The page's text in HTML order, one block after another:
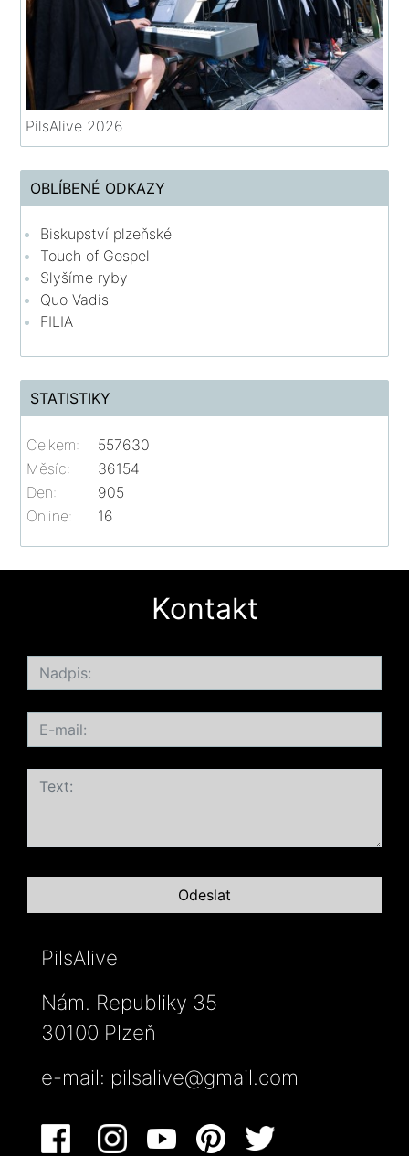
PilsAlive 2026
OBLÍBENÉ ODKAZY
Biskupství plzeňské
Touch of Gospel
Slyšíme ryby
Quo Vadis
FILIA
STATISTIKY
Online: 16
Celkem:
557630
Měsíc:
36154
Den:
905
Kontakt
PilsAlive
Nám. Republiky 35
30100 Plzeň
e-mail: pilsalive@gmail.com